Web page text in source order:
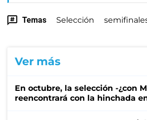
Temas Selección
Ver más
En octubre, la selección -¿con
reencontrará con la hinchada